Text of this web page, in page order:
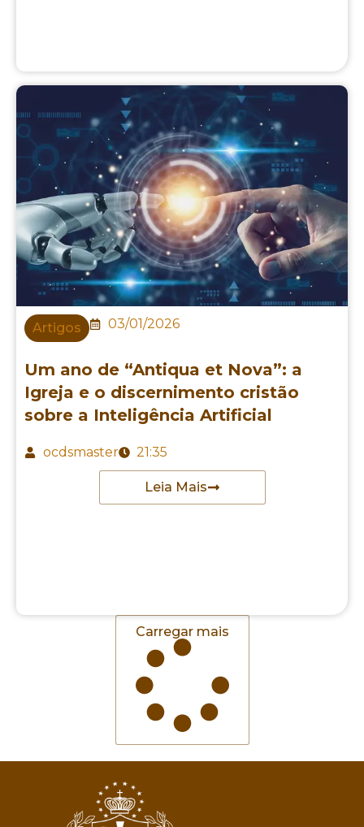
Artigos 03/01/2026
Um ano de “Antiqua et Nova”: a
Igreja e o discernimento cristão
sobre a Inteligência Artificial
ocdsmaster 21:35
Leia Mais
Carregar mais